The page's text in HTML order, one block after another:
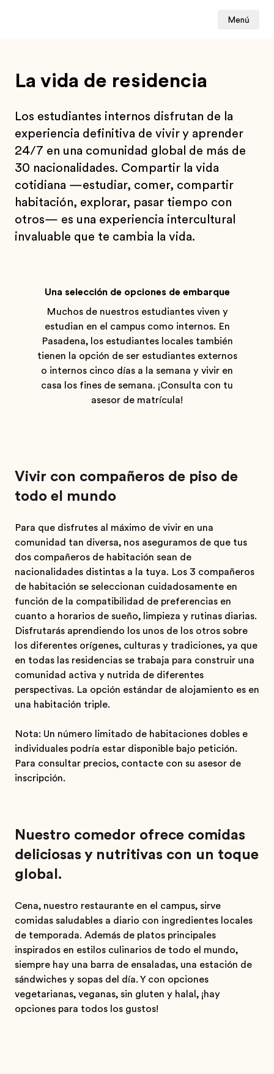
Menú
La vida de residencia
Los estudiantes internos disfrutan de la
experiencia definitiva de vivir y aprender
24/7 en una comunidad global de más de
30 nacionalidades. Compartir la vida
cotidiana —estudiar, comer, compartir
habitación, explorar, pasar tiempo con
otros— es una experiencia intercultural
invaluable que te cambia la vida.
Una selección de opciones de embarque
Muchos de nuestros estudiantes viven y
estudian en el campus como internos. En
Pasadena, los estudiantes locales también
tienen la opción de ser estudiantes externos
o internos cinco días a la semana y vivir en
casa los fines de semana. ¡Consulta con tu
asesor de matrícula!
Vivir con compañeros de piso de
todo el mundo
Para que disfrutes al máximo de vivir en una
comunidad tan diversa, nos aseguramos de que tus
dos compañeros de habitación sean de
nacionalidades distintas a la tuya. Los 3 compañeros
de habitación se seleccionan cuidadosamente en
función de la compatibilidad de preferencias en
cuanto a horarios de sueño, limpieza y rutinas diarias.
Disfrutarás aprendiendo los unos de los otros sobre
los diferentes orígenes, culturas y tradiciones, ya que
en todas las residencias se trabaja para construir una
comunidad activa y nutrida de diferentes
perspectivas. La opción estándar de alojamiento es en
una habitación triple.
Nota: Un número limitado de habitaciones dobles e
individuales podría estar disponible bajo petición.
Para consultar precios, contacte con su asesor de
inscripción.
Nuestro comedor ofrece comidas
deliciosas y nutritivas con un toque
global.
Cena, nuestro restaurante en el campus, sirve
comidas saludables a diario con ingredientes locales
de temporada. Además de platos principales
inspirados en estilos culinarios de todo el mundo,
siempre hay una barra de ensaladas, una estación de
sándwiches y sopas del día. Y con opciones
vegetarianas, veganas, sin gluten y halal, ¡hay
opciones para todos los gustos!